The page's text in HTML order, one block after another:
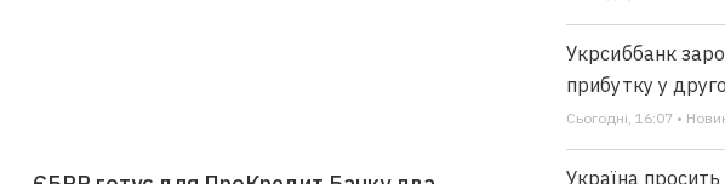
Укрсиббанк
прибутку у
Сьогодні, 16:07 •
Україна